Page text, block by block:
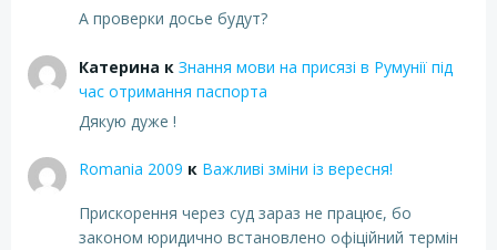
А проверки досье будут?
Катерина к Знання мови на присязі в Румунії під
час отримання паспорта
Дякую дуже !
Romania 2009 к Важливі зміни із вересня!
Прискорення через суд зараз не працює, бо
законом юридично встановлено офіційний термін